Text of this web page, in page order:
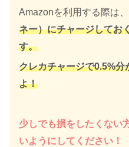
Amazonを利用する際は、
ネー）にチャージしてお
す。
クレカチャージで0.5%
よ！
少しでも損をしたくない
いようにしてください！